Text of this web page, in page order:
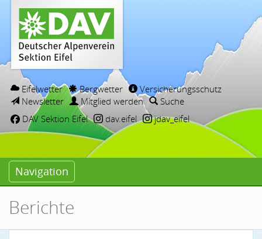
Eifelwetter Bergwetter
Versicherungsschutz
Newsletter
Mitglied werden
Suche
DAV Sektion Eifel
dav.eifel jdav_eifel
Navigation
Berichte